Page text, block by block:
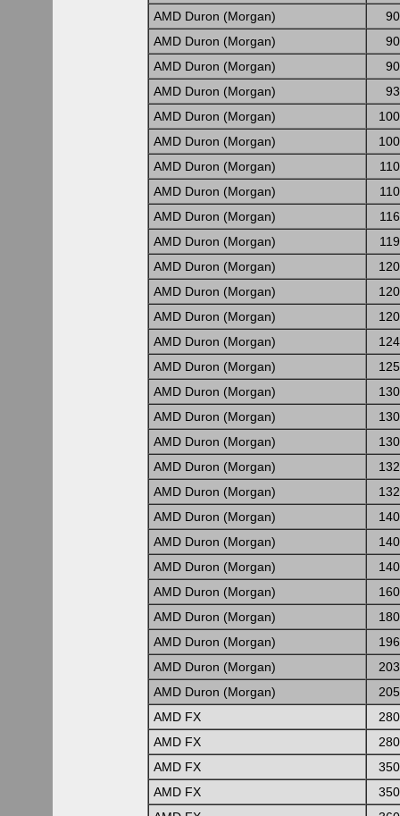
AMD Duron (Morgan)
AMD Duron (Morgan)
AMD Duron (Morgan)
AMD Duron (Morgan)
AMD Duron (Morgan)
AMD Duron (Morgan)
AMD Duron (Morgan)
AMD Duron (Morgan)
AMD Duron (Morgan)
AMD Duron (Morgan)
AMD Duron (Morgan)
AMD Duron (Morgan)
AMD Duron (Morgan)
AMD Duron (Morgan)
AMD Duron (Morgan)
AMD Duron (Morgan)
AMD Duron (Morgan)
AMD Duron (Morgan)
AMD Duron (Morgan)
AMD Duron (Morgan)
AMD Duron (Morgan)
AMD Duron (Morgan)
AMD Duron (Morgan)
AMD Duron (Morgan)
AMD Duron (Morgan)
AMD Duron (Morgan)
AMD Duron (Morgan)
AMD Duron (Morgan)
AMD FX
AMD FX
AMD FX
AMD FX